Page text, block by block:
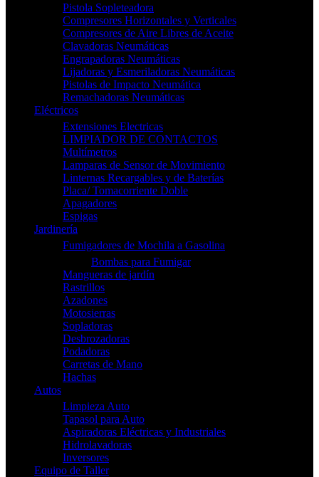
Pistola Sopleteadora
Compresores Horizontales y Verticales
Compresores de Aire Libres de Aceite
Clavadoras Neumáticas
Engrapadoras Neumáticas
Lijadoras y Esmeriladoras Neumáticas
Pistolas de Impacto Neumática
Remachadoras Neumáticas
Eléctricos
Extensiones Electricas
LIMPIADOR DE CONTACTOS
Multímetros
Lamparas de Sensor de Movimiento
Linternas Recargables y de Baterías
Placa/ Tomacorriente Doble
Apagadores
Espigas
Jardinería
Fumigadores de Mochila a Gasolina
Bombas para Fumigar
Mangueras de jardín
Rastrillos
Azadones
Motosierras
Sopladoras
Desbrozadoras
Podadoras
Carretas de Mano
Hachas
Autos
Limpieza Auto
Tapasol para Auto
Aspiradoras Eléctricas y Industriales
Hidrolavadoras
Inversores
Equipo de Taller